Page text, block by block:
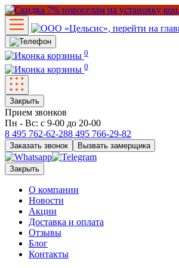
0
0
Закрыть
Прием звонков
Пн - Вс: с 9-00 до 20-00
8 495 762-62-288 495 766-29-82
Заказать звонок Вызвать замерщика
Закрыть
О компании
Новости
Акции
Доставка и оплата
Отзывы
Блог
Контакты